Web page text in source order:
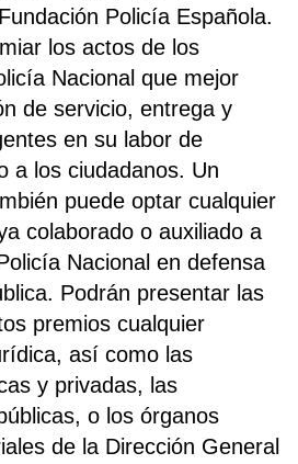
Policía Española.
los actos de los
Nacional que mejor
de servicio, entrega y
en su labor de
a los ciudadanos. Un
puede optar cualquier
colaborado o auxiliado a
Nacional en defensa
Podrán presentar las
premios cualquier
así como las
y privadas, las
o los órganos
de la Dirección General